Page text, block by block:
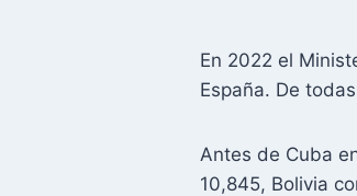
En 2022 el
España. De
Antes de Cuba
10,845, Bolivia